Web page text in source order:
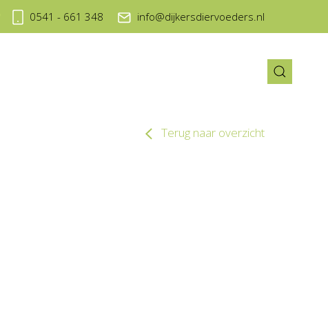
0541 - 661 348 info@dijkersdiervoeders.nl
Terug naar overzicht